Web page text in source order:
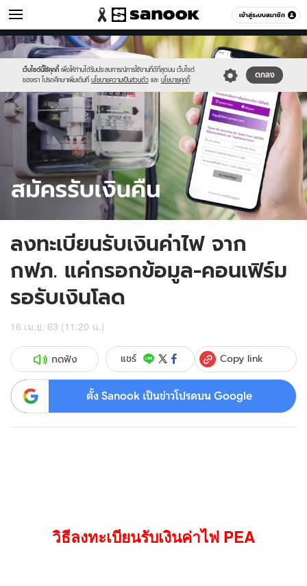
เข้าสู่ระบบสมาชิก
เศรษฐกิจ หมวดอื่นๆ
เว็บไซต์นี้ใช้คุกกี้ เพื่อให้ท่านได้รับประสบการณ์การใช้งานที่ดีที่สุดบน เว็บไซต์
ของเรา โปรดศึกษาเพิ่มเติมที่ นโยบายความเป็นส่วนตัว และ นโยบายคุกกี้
ตกลง
Sanook
//s.isanook.com/sr/0/images/logo-
new-
sanook.png
600
60
//s.isanook.com/mn/0/ud/149/746543/peameter.jpg
ลงทะเบียนรับเงินค่าไฟ จาก
กฟภ. แค่กรอกข้อมูล-คอนเฟิร์ม
รอรับเงินโลด
16 เม.ย. 63 (11:20 น.)
กดฟัง แชร์ Copy link
ตั้ง Sanook เป็นข่าวโปรดบน Google
วิธีลงทะเบียนรับเงินค่าไฟ PEA